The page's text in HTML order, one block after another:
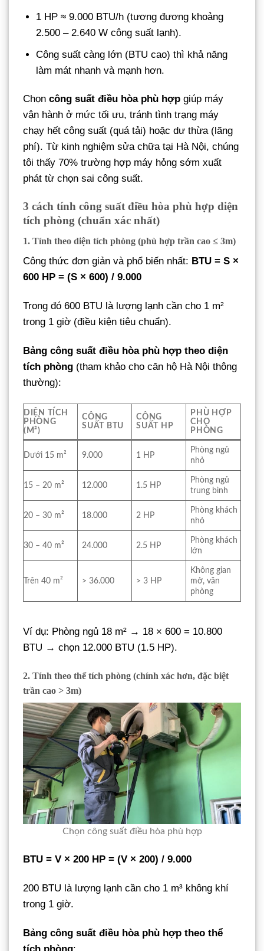
1 HP ≈ 9.000 BTU/h (tương đương khoảng
2.500 – 2.640 W công suất lạnh).
Công suất càng lớn (BTU cao) thì khả năng
làm mát nhanh và mạnh hơn.
Chọn công suất điều hòa phù hợp giúp máy
vận hành ở mức tối ưu, tránh tình trạng máy
chạy hết công suất (quá tải) hoặc dư thừa (lãng
phí). Từ kinh nghiệm sửa chữa tại Hà Nội, chúng
tôi thấy 70% trường hợp máy hỏng sớm xuất
phát từ chọn sai công suất.
3 cách tính công suất điều hòa phù hợp diện
tích phòng (chuẩn xác nhất)
1. Tính theo diện tích phòng (phù hợp trần cao ≤ 3m)
Công thức đơn giản và phổ biến nhất: BTU = S ×
600 HP = (S × 600) / 9.000
Trong đó 600 BTU là lượng lạnh cần cho 1 m²
trong 1 giờ (điều kiện tiêu chuẩn).
Bảng công suất điều hòa phù hợp theo diện
tích phòng (tham khảo cho căn hộ Hà Nội thông
thường):
DIỆN TÍCH
PHÒNG
(M²)
CÔNG
SUẤT BTU
CÔNG
SUẤT HP
PHÙ HỢP
CHO
PHÒNG
Dưới 15 m² 9.000 1 HP
Phòng ngủ
nhỏ
15 – 20 m² 12.000 1.5 HP
Phòng ngủ
trung bình
20 – 30 m² 18.000 2 HP
Phòng khách
nhỏ
30 – 40 m² 24.000 2.5 HP
Phòng khách
lớn
Trên 40 m² > 36.000 > 3 HP
Không gian
mở, văn
phòng
Ví dụ: Phòng ngủ 18 m² → 18 × 600 = 10.800
BTU → chọn 12.000 BTU (1.5 HP).
2. Tính theo thể tích phòng (chính xác hơn, đặc biệt
trần cao > 3m)
Chọn công suất điều hòa phù hợp
BTU = V × 200 HP = (V × 200) / 9.000
200 BTU là lượng lạnh cần cho 1 m³ không khí
trong 1 giờ.
Bảng công suất điều hòa phù hợp theo thể